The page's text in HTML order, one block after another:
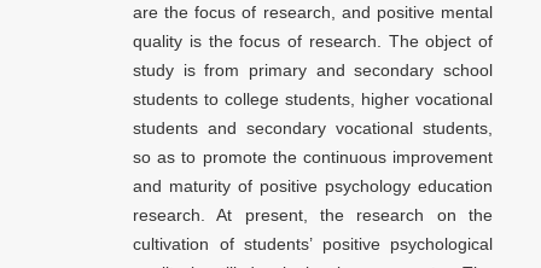
are the focus of research, and positive mental
quality is the focus of research. The object of
study is from primary and secondary school
students to college students, higher vocational
students and secondary vocational students,
so as to promote the continuous improvement
and maturity of positive psychology education
research. At present, the research on the
cultivation of students’ positive psychological